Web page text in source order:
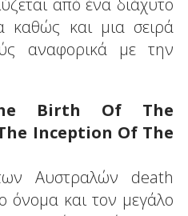
καθώς και μια σειρά
αναφορικά με την
Birth Of The
Inception Of The
Αυστραλών death
όνομα και τον μεγάλο